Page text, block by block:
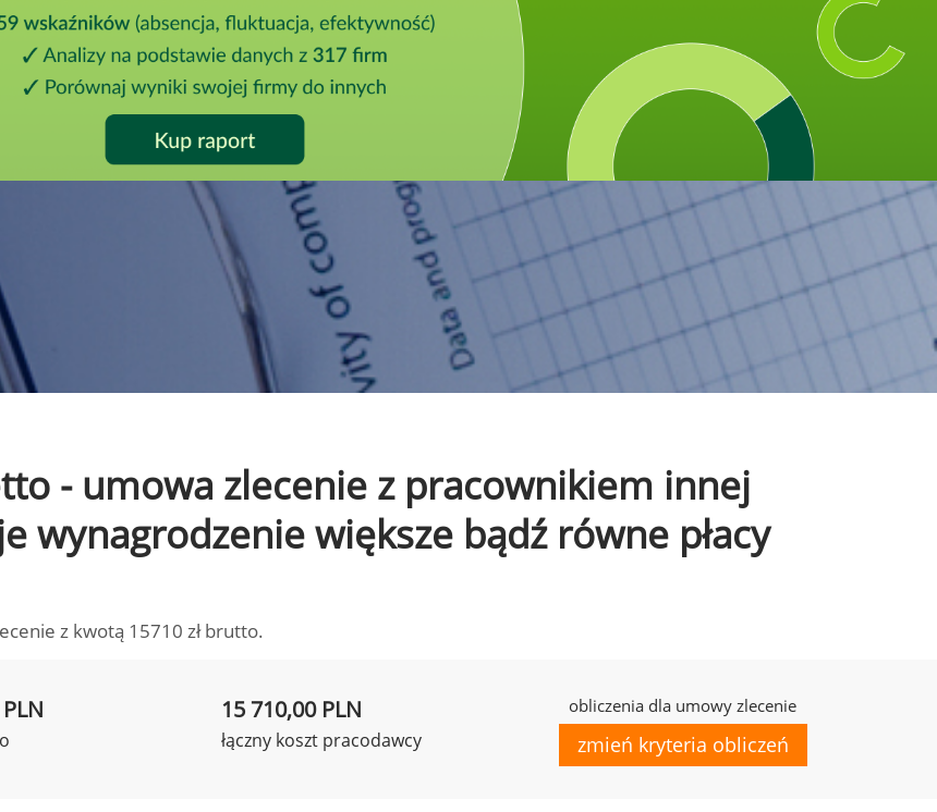
- umowa zlecenie z pracownikiem innej
wynagrodzenie większe bądź równe płacy
z kwotą 15710 zł brutto.
15 710,00 PLN
łączny koszt pracodawcy
obliczenia dla umowy zlecenie
zmień kryteria obliczeń